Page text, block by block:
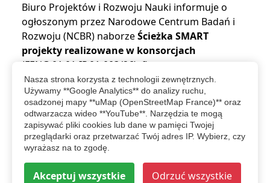
Biuro Projektów i Rozwoju Nauki informuje o
ogłoszonym przez Narodowe Centrum Badań i
Rozwoju (NCBR) naborzeŚcieżka SMART
projekty realizowane w konsorcjach
(FENG.01.01-IP.01-003/26), finansowanym z
programu Fundusze Europejskie dla
Nowoczesnej Gospodarki.
czytaj więcej...
więcej wydarzeń
Nasza strona korzysta z technologii zewnętrznych.
Używamy **Google Analytics** do analizy ruchu,
osadzonej mapy **uMap (OpenStreetMap France)** oraz
odtwarzacza wideo **YouTube**. Narzędzia te mogą
zapisywać pliki cookies lub dane w pamięci Twojej
przeglądarki oraz przetwarzać Twój adres IP. Wybierz, czy
wyrażasz na to zgodę.
Akceptuj wszystkie Odrzuć wszystkie